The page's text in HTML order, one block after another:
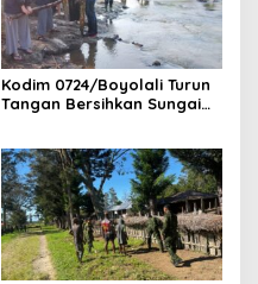
Kodim 0724/Boyolali Turun
Tangan Bersihkan Sungai